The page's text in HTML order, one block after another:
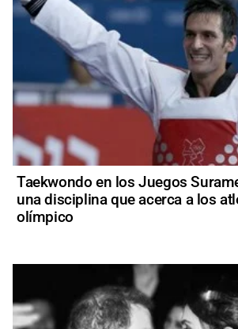
Taekwondo en los Juegos
una disciplina que acerca a los
olímpico